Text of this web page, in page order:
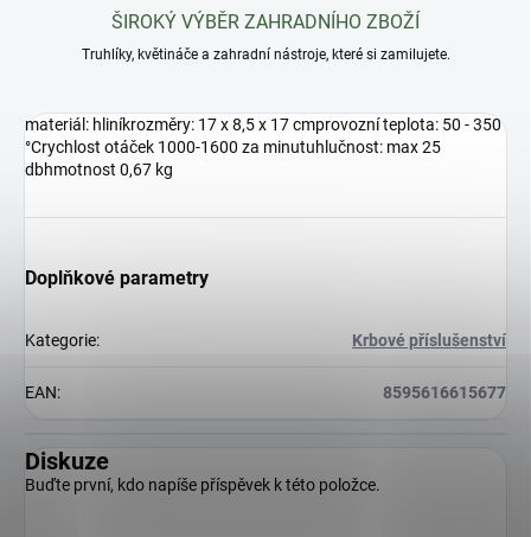
ŠIROKÝ VÝBĚR ZAHRADNÍHO ZBOŽÍ
Truhlíky, květináče a zahradní nástroje, které si zamilujete.
materiál: hliníkrozměry: 17 x 8,5 x 17 cmprovozní teplota: 50 - 350
°Crychlost otáček 1000-1600 za minutuhlučnost: max 25
dbhmotnost 0,67 kg
Doplňkové parametry
Kategorie: Krbové příslušenství
EAN: 8595616615677
Diskuze
Buďte první, kdo napíše příspěvek k této položce.